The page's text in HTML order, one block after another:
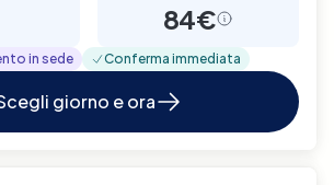
84€
in sede Conferma immediata
giorno e ora